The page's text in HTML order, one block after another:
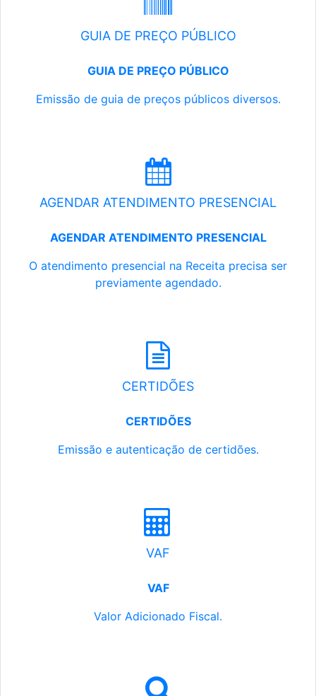
GUIA DE PREÇO PÚBLICO
GUIA DE PREÇO PÚBLICO
Emissão de guia de preços públicos diversos.
AGENDAR ATENDIMENTO PRESENCIAL
AGENDAR ATENDIMENTO PRESENCIAL
O atendimento presencial na Receita precisa ser
previamente agendado.
CERTIDÕES
CERTIDÕES
Emissão e autenticação de certidões.
VAF
VAF
Valor Adicionado Fiscal.